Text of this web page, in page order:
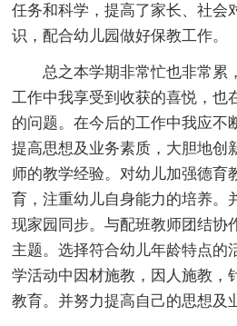
任务和科学，提高了家长、社会
识，配合幼儿园做好保教工作。
总之本学期非常忙也非常累
工作中我享受到收获的喜悦，也
的问题。在今后的工作中我应不
提高思想及业务素质，大胆地创
师的教学经验。对幼儿加强德育
育，注重幼儿自身能力的培养。
现家园同步。与配班教师团结协
主题。选择符合幼儿年龄特点的
学活动中因材施教，因人施教，
教育。并努力提高自己的思想及